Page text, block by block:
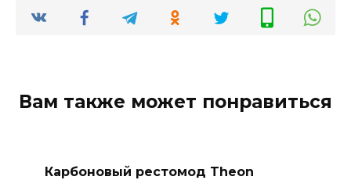
Вам также может понравиться
Карбоновый рестомод Theon